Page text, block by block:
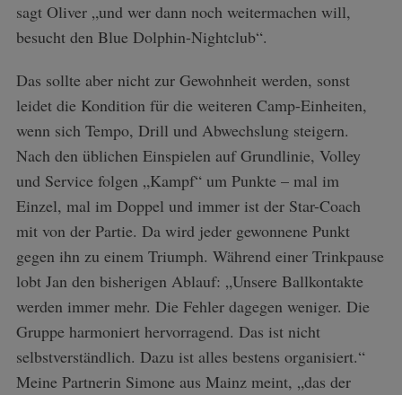
sagt Oliver „und wer dann noch weitermachen will,
besucht den Blue Dolphin-Nightclub“.
Das sollte aber nicht zur Gewohnheit werden, sonst
leidet die Kondition für die weiteren Camp-Einheiten,
wenn sich Tempo, Drill und Abwechslung steigern.
Nach den üblichen Einspielen auf Grundlinie, Volley
und Service folgen „Kampf“ um Punkte – mal im
Einzel, mal im Doppel und immer ist der Star-Coach
mit von der Partie. Da wird jeder gewonnene Punkt
gegen ihn zu einem Triumph. Während einer Trinkpause
lobt Jan den bisherigen Ablauf: „Unsere Ballkontakte
werden immer mehr. Die Fehler dagegen weniger. Die
Gruppe harmoniert hervorragend. Das ist nicht
selbstverständlich. Dazu ist alles bestens organisiert.“
Meine Partnerin Simone aus Mainz meint, „das der